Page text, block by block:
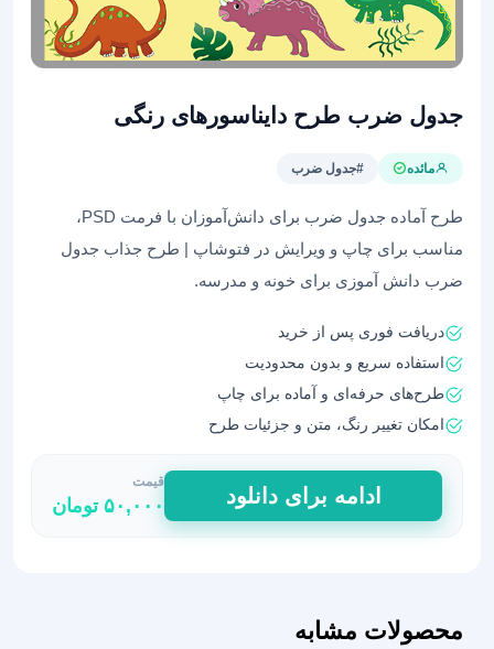
جدول ضرب طرح دایناسورهای رنگی
مائده #جدول ضرب
طرح آماده جدول ضرب برای دانش‌آموزان با فرمت PSD،
مناسب برای چاپ و ویرایش در فتوشاپ | طرح جذاب جدول
ضرب دانش آموزی برای خونه و مدرسه.
دریافت فوری پس از خرید
استفاده سریع و بدون محدودیت
طرح‌های حرفه‌ای و آماده برای چاپ
امکان تغییر رنگ، متن و جزئیات طرح
جدول
ضرب
طرح
ادامه برای دانلود
قیمت
۵۰,۰۰۰ تومان
محصولات مشابه